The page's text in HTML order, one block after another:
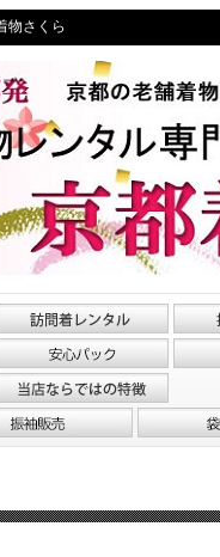
物さくら